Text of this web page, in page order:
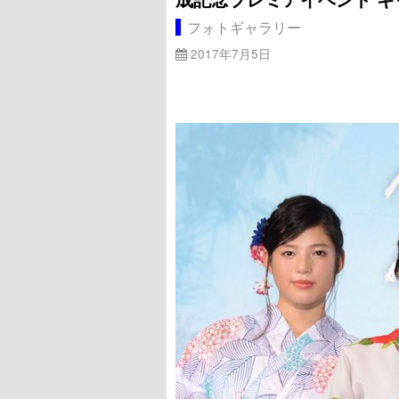
フォトギャラリー
2017年7月5日